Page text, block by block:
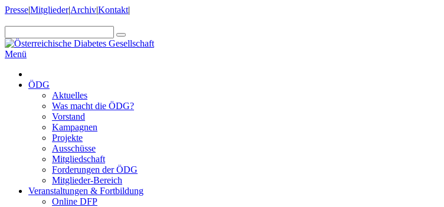
Presse|Mitglieder|Archiv|Kontakt|
Menü
ÖDG
Aktuelles
Was macht die ÖDG?
Vorstand
Kampagnen
Projekte
Ausschüsse
Mitgliedschaft
Forderungen der ÖDG
Mitglieder-Bereich
Veranstaltungen & Fortbildung
Online DFP